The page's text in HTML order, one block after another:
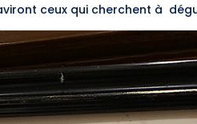
ceux qui cherchent à